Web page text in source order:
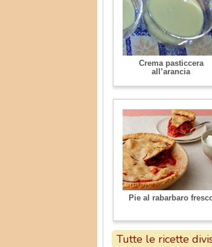
Crema pasticcera
all’arancia
Pie al rabarbaro
Tutte le ricette